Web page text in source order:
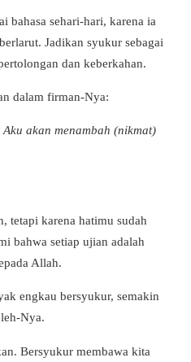
bahasa sehari-hari, karena ia
Jadikan syukur sebagai
dan keberkahan.
dalam firman-Nya:
akan menambah (nikmat)
tetapi karena hatimu sudah
bahwa setiap ujian adalah
Allah.
engkau bersyukur, semakin
Nya.
Bersyukur membawa kita